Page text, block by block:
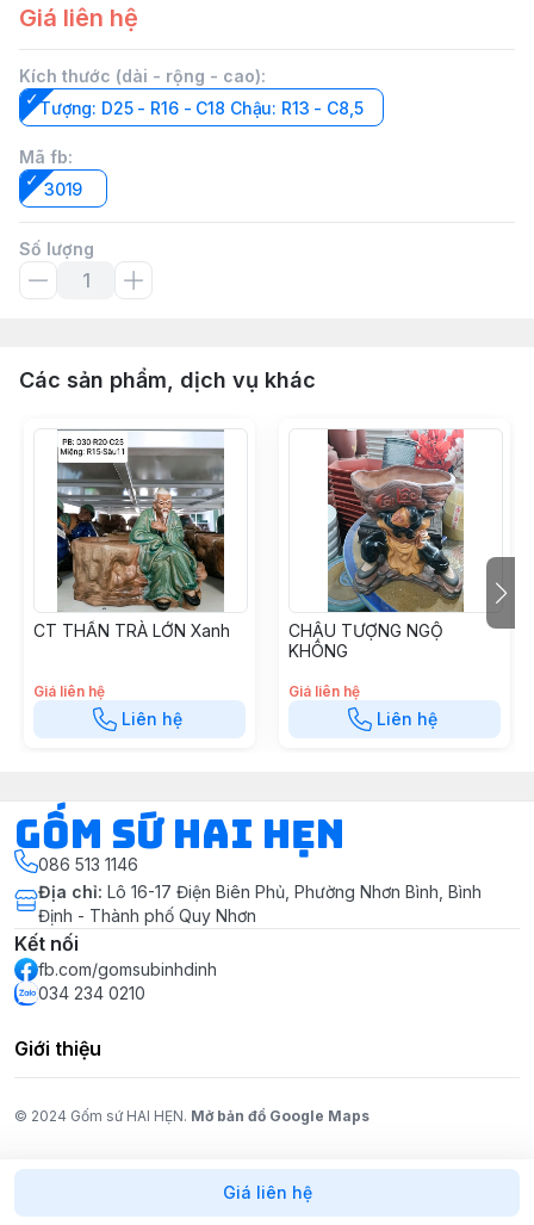
Giá liên hệ
Kích thước (dài - rộng - cao):
Tượng: D25 - R16 - C18 Chậu: R13 - C8,5
Mã fb:
3019
Số lượng
Giá liên hệ
Các sản phẩm, dịch vụ khác
CT THẦN TRÀ LỚN Xanh
Giá liên hệ
Liên hệ
CHẬU TƯỢNG NGỘ
KHÔNG
Giá liên hệ
Liên hệ
Gốm Sứ Hai Hẹn
086 513 1146
Địa chỉ: Lô 16-17 Điện Biên Phủ, Phường Nhơn Bình, Bình
Định - Thành phố Quy Nhơn
Kết nối
fb.com/gomsubinhdinh
034 234 0210
Giới thiệu
© 2024 Gốm sứ HAI HẸN. Mở bản đồ Google Maps